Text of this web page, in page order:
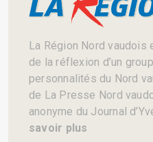
La Région Nord
de la réflexion d’un
personnalités du Nord
de La Presse Nord
anonyme du Journal
savoir plus